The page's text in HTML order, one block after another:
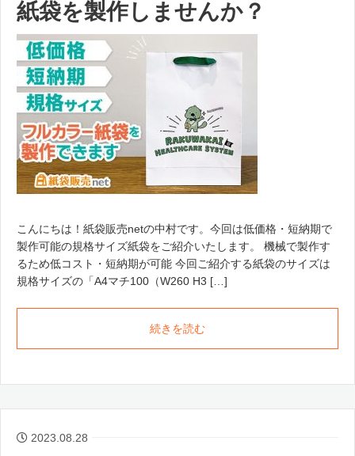
紙袋を製作しませんか？
こんにちは！紙袋販売netの中村です。今回は低価格・短納期で
製作可能の規格サイズ紙袋をご紹介いたします。 機械で製作す
るため低コスト・短納期が可能 今回ご紹介する紙袋のサイズは
規格サイズの「A4マチ100（W260 H3 […]
続きを読む
2023.08.28